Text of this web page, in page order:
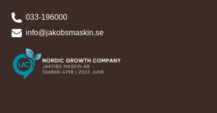
033-196000
info@jakobsmaskin.se